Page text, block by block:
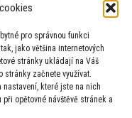
pro správnou funkci
jako většina internetových
stránky ukládají na Váš
začnete využívat.
které jste na nich
opětovné návštěvě stránek a
autoři.